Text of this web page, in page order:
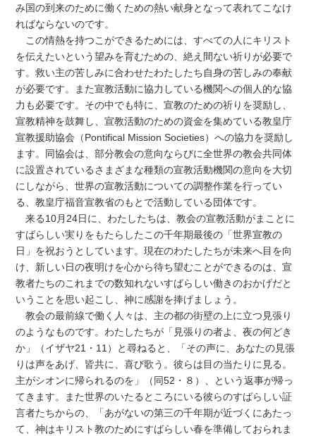
み国の到来のために働くための熱い献身となって表れてこなけ
ればならないのです。
この情熱を持つこができるためには、すべての人にキリスト
を伝えたいという望みを育むための、絶え間ない祈りが必要で
す。救い主の苦しみに合わせたわたしたち自身の苦しみの奉献
が必要です。また宣教活動に協力している機関への個人的な協
力も必要です。その中でも特に、宣教のための祈りを奨励し、
宣教精神を鼓舞し、宣教活動のための資金を集めている教皇庁
宣教援助協会（Pontifical Mission Societies）への協力を奨励し
ます。同協会は、部分教会の意向ならびに全世界の教会共同体
に設置されているさまざまな種類の宣教活動機関の意向を大切
にしながら、世界の宣教活動についての調整作業を行ってい
る、教皇庁福音宣教省のもとで活動している団体です。
来る10月24日に、わたしたちは、教会の宣教活動がまことに
すばらしい実りをもたらしたこの千年期最後の「世界宣教の
日」を祝おうとしています。現在のわたしたちが未来へ目を向
け、新しい日の夜明けを心から待ち望むことができるのは、宣
教者たちのこれまでの数知れないすばらしい働きのおかげだと
いうことを思い起こし、神に感謝を捧げましょう。
教会の最前線で働く人々は、主の都の街壁の上に立つ見張り
のようなものです。わたしたちが「見張りの者よ、夜の何どき
か」（イザヤ21・11）と尋ねると、「その声に、あなたの見張
りは声をあげ、皆共に、喜び歌う。彼らは目の当たりに見る。
主がシオンに帰られるのを」（同52・８）、という返事が帰っ
てきます。また世界のいたるところにいる彼らのすばらしい証
言者たちからの、「あがないの第三の千年期が近づくにあたっ
て、神はキリスト教のためにすばらしい春を準備しておられま